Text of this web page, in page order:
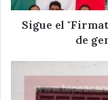
genero
Sigue el
de
CORDE